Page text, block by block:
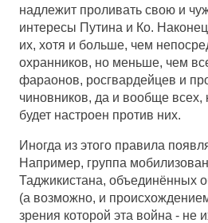
надлежит проливать свою и
интересы Путина и Ко.
их, хотя и больше, чем
охранников, но меньше, чем
фараонов, росгвардейцев и
чиновников, да и вообще всех,
будет настроен против них.
Иногда из этого правила
Например, группа
Таджикистана, объединённых
(а возможно, и
зрения которой эта война - не